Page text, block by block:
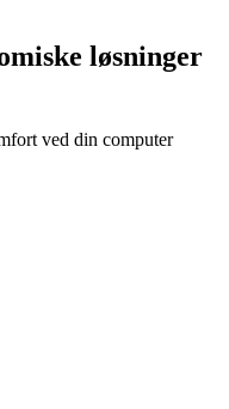
løsninger
ved din computer